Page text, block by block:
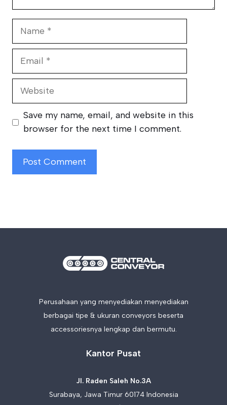
Website
Save my name, email, and website in this
browser for the next time I comment.
Perusahaan yang menyediakan menyediakan
berbagai tipe & ukuran conveyors beserta
accessoriesnya lengkap dan bermutu.
Kantor Pusat
Jl. Raden Saleh No.3A
Surabaya, Jawa Timur 60174 Indonesia